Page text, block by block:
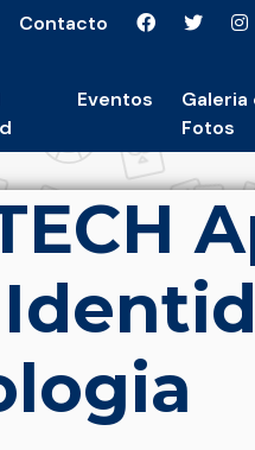
Contacto
Eventos
Galeria
Fotos